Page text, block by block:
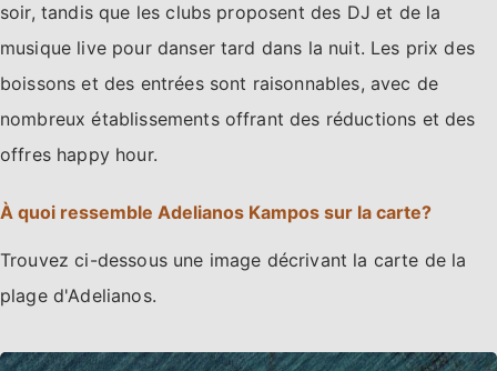
soir, tandis que les clubs proposent des DJ et de la
musique live pour danser tard dans la nuit. Les prix des
boissons et des entrées sont raisonnables, avec de
nombreux établissements offrant des réductions et des
offres happy hour.
À quoi ressemble Adelianos Kampos sur la carte?
Trouvez ci-dessous une image décrivant la carte de la
plage d'Adelianos.